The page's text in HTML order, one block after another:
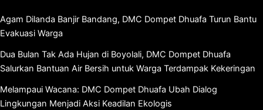
Agam Dilanda Banjir Bandang, DMC Dompet Dhuafa Turun Bantu
Evakuasi Warga
Dua Bulan Tak Ada Hujan di Boyolali, DMC Dompet Dhuafa
Salurkan Bantuan Air Bersih untuk Warga Terdampak Kekeringan
Melampaui Wacana: DMC Dompet Dhuafa Ubah Dialog
Lingkungan Menjadi Aksi Keadilan Ekologis